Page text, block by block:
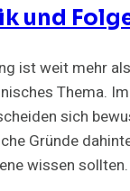
und
ist weit mehr
Thema.
sich
Gründe
wissen sollten.